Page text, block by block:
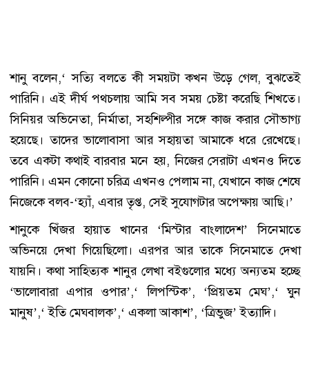
শানু বলেন,‘ সত্যি বলতে কী সময়টা কখন উড়ে গেল, বুঝতেই
পারিনি। এই দীর্ঘ পথচলায় আমি সব সময় চেষ্টা করেছি শিখতে।
সিনিয়র অভিনেতা, নির্মাতা, সহশিল্পীর সঙ্গে কাজ করার সৌভাগ্য
হয়েছে। তাদের ভালোবাসা আর সহায়তা আমাকে ধরে রেখেছে।
তবে একটা কথাই বারবার মনে হয়, নিজের সেরাটা এখনও দিতে
পারিনি। এমন কোনো চরিত্র এখনও পেলাম না, যেখানে কাজ শেষে
নিজেকে বলব-‘হ্যাঁ, এবার তৃপ্ত, সেই সুযোগটার অপেক্ষায় আছি।’
শানুকে খিঁজর হায়াত খানের ‘মিস্টার বাংলাদেশ’ সিনেমাতে
অভিনয়ে দেখা গিয়েছিলো। এরপর আর তাকে সিনেমাতে দেখা
যায়নি। কথা সাহিত্যক শানুর লেখা বইগুলোর মধ্যে অন্যতম হচ্ছে
‘ভালোবারা এপার ওপার’,‘ লিপস্টিক’, ‘প্রিয়তম মেঘ’,‘ ঘুন
মানুষ’,‘ ইতি মেঘবালক’,‘ একলা আকাশ’, ‘ত্রিভুজ’ ইত্যাদি।